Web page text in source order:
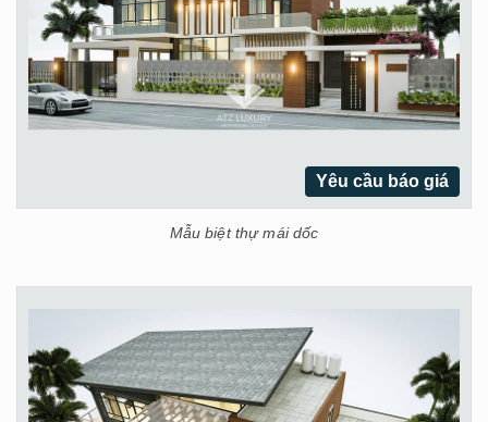
Yêu cầu báo giá
Mẫu biệt thự mái dốc